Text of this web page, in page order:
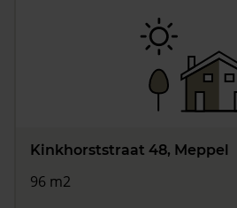
Kinkhorststraat 48, Meppel
96 m2